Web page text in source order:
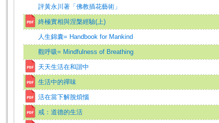
評黃永川著「佛教插花藝術」
終極實相與涅槃經驗(上)
人生錦囊= Handbook for Mankind
觀呼吸= Mindfulness of Breathing
天天生活在和諧中
生活中的禪味
活在當下解脫煩惱
戒：道德的生活